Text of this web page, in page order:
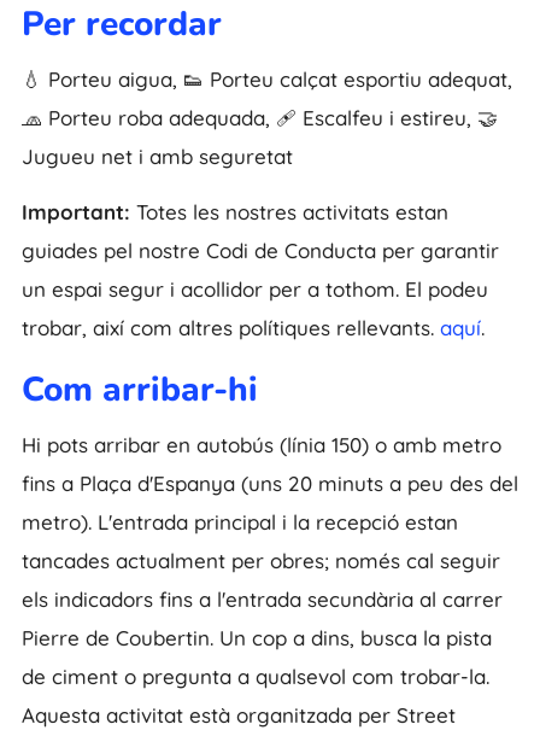
Per recordar
💧 Porteu aigua, 👟 Porteu calçat esportiu adequat,
🧢 Porteu roba adequada, 🩹 Escalfeu i estireu, 🤝
Jugueu net i amb seguretat
Important: Totes les nostres activitats estan
guiades pel nostre Codi de Conducta per garantir
un espai segur i acollidor per a tothom. El podeu
trobar, així com altres polítiques rellevants. aquí.
Com arribar-hi
Hi pots arribar en autobús (línia 150) o amb metro
fins a Plaça d'Espanya (uns 20 minuts a peu des del
metro). L'entrada principal i la recepció estan
tancades actualment per obres; només cal seguir
els indicadors fins a l'entrada secundària al carrer
Pierre de Coubertin. Un cop a dins, busca la pista
de ciment o pregunta a qualsevol com trobar-la.
Aquesta activitat està organitzada per Street